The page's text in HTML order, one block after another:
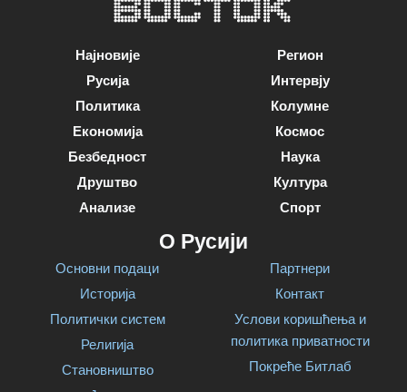
Најновије
Русија
Политика
Економија
Безбедност
Друштво
Анализе
Регион
Интервју
Колумне
Космос
Наука
Култура
Спорт
О Русији
Основни подаци
Историја
Политички систем
Религија
Становништво
Партнери
Контакт
Услови коришћења и
политика приватности
Покреће Битлаб